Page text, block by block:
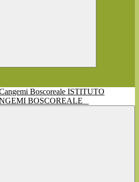
ISTITUTO
BOSCOREALE